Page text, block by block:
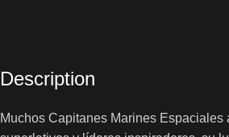
Description
Muchos Capitanes Marines